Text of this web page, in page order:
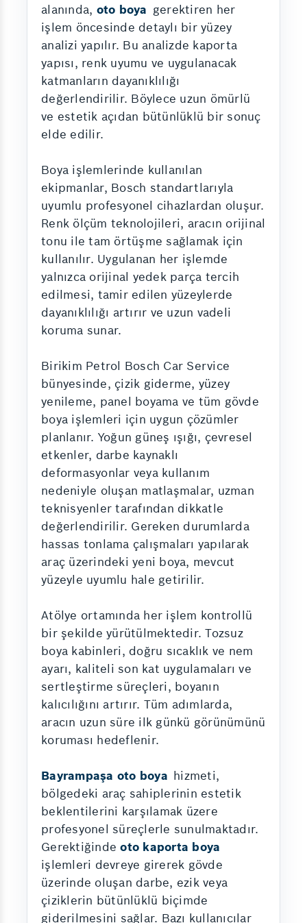
alanında, oto boya gerektiren her
işlem öncesinde detaylı bir yüzey
analizi yapılır. Bu analizde kaporta
yapısı, renk uyumu ve uygulanacak
katmanların dayanıklılığı
değerlendirilir. Böylece uzun ömürlü
ve estetik açıdan bütünlüklü bir sonuç
elde edilir.
Boya işlemlerinde kullanılan
ekipmanlar, Bosch standartlarıyla
uyumlu profesyonel cihazlardan oluşur.
Renk ölçüm teknolojileri, aracın orijinal
tonu ile tam örtüşme sağlamak için
kullanılır. Uygulanan her işlemde
yalnızca orijinal yedek parça tercih
edilmesi, tamir edilen yüzeylerde
dayanıklılığı artırır ve uzun vadeli
koruma sunar.
Birikim Petrol Bosch Car Service
bünyesinde, çizik giderme, yüzey
yenileme, panel boyama ve tüm gövde
boya işlemleri için uygun çözümler
planlanır. Yoğun güneş ışığı, çevresel
etkenler, darbe kaynaklı
deformasyonlar veya kullanım
nedeniyle oluşan matlaşmalar, uzman
teknisyenler tarafından dikkatle
değerlendirilir. Gereken durumlarda
hassas tonlama çalışmaları yapılarak
araç üzerindeki yeni boya, mevcut
yüzeyle uyumlu hale getirilir.
Atölye ortamında her işlem kontrollü
bir şekilde yürütülmektedir. Tozsuz
boya kabinleri, doğru sıcaklık ve nem
ayarı, kaliteli son kat uygulamaları ve
sertleştirme süreçleri, boyanın
kalıcılığını artırır. Tüm adımlarda,
aracın uzun süre ilk günkü görünümünü
koruması hedeflenir.
Bayrampaşa oto boya hizmeti,
bölgedeki araç sahiplerinin estetik
beklentilerini karşılamak üzere
profesyonel süreçlerle sunulmaktadır.
Gerektiğindeoto kaporta boya
işlemleri devreye girerek gövde
üzerinde oluşan darbe, ezik veya
çiziklerin bütünlüklü biçimde
giderilmesini sağlar. Bazı kullanıcılar